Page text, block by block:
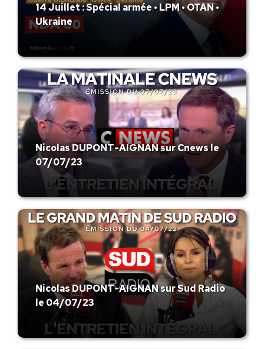
14 Juillet : Spécial armée • LPM • OTAN •
Ukraine
Nicolas DUPONT-AIGNAN sur Cnews le
07/07/23
Nicolas DUPONT-AIGNAN sur Sud Radio
le 04/07/23